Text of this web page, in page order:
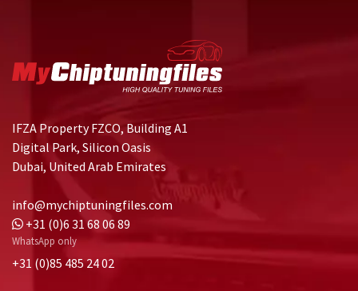
IFZA Property FZCO, Building A1
Digital Park, Silicon Oasis
Dubai, United Arab Emirates
info@mychiptuningfiles.com
+31 (0)6 31 68 06 89
WhatsApp only
+31 (0)85 485 24 02